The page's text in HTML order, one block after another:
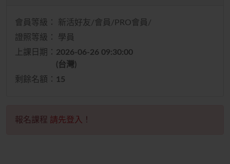
會員等級： 新活好友/會員/PRO會員/
證照等級： 學員
上課日期： 2026-06-26 09:30:00
(台灣)
剩餘名額： 15
報名課程 請先登入 ！